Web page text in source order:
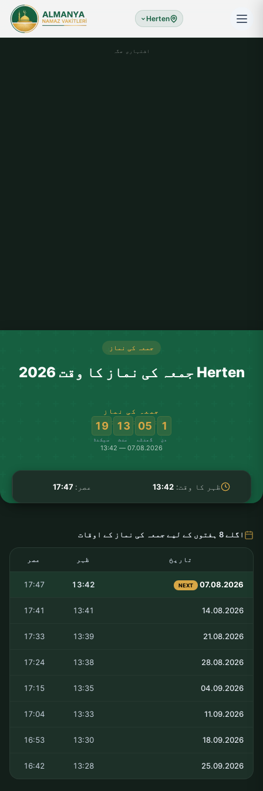
Herten
اشتہاری جگہ
جمعہ کی نماز
Herten جمعہ کی نماز کا وقت 2026
جمعہ کی نماز
1
دن
:
05
گھنٹے
:
13
منٹ
:
19
سیکنڈ
07.08.2026 — 13:42
ظہر کا وقت:13:42 عصر:17:47
اگلے 8 ہفتوں کے لیے جمعہ کی نماز کے اوقات
تاریخ ظہر عصر
07.08.2026
NEXT
13:42
17:47
14.08.2026
13:41
17:41
21.08.2026
13:39
17:33
28.08.2026
13:38
17:24
04.09.2026
13:35
17:15
11.09.2026
13:33
17:04
18.09.2026
13:30
16:53
25.09.2026
13:28
16:42